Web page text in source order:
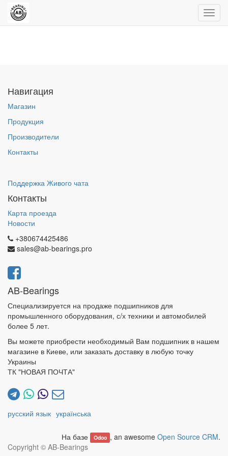
Навигация
Магазин
Продукция
Производители
Контакты
Поддержка Живого чата
Контакты
Карта проезда
Новости
+380674425486
sales@ab-bearings.pro
AB-Bearings
Специализируется на продаже подшипников для
промышленного оборудования, с/х техники и автомобилей
более 5 лет.
Вы можете приобрести необходимый Вам подшипник в нашем
магазине в Киеве, или заказать доставку в любую точку
Украины
ТК "НОВАЯ ПОЧТА"
русский язык українська
На базе Odoo , an awesome Open Source CRM.
Copyright © AB-Bearings